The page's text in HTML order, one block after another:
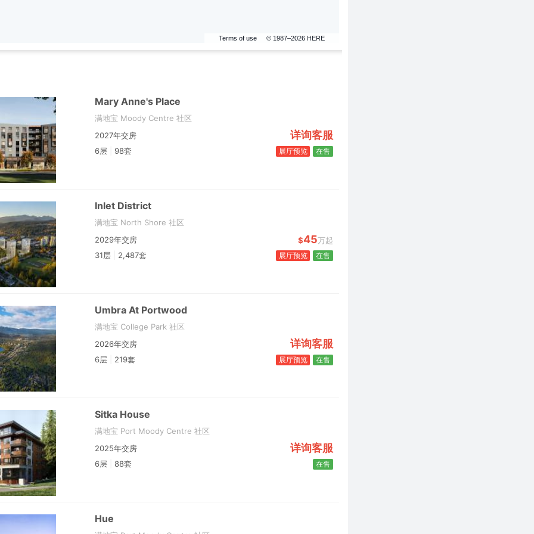
Terms of use © 1987–2026 HERE
Mary Anne's Place
满地宝 Moody Centre 社区
2027年交房
详询客服
6层 98套 在售
展厅预览
Inlet District
满地宝 North Shore 社区
2029年交房
$45万起
31层
2,487套 在售
展厅预览
Umbra At Portwood
满地宝 College Park 社区
2026年交房
详询客服
6层 219套 在售
展厅预览
Sitka House
满地宝 Port Moody Centre 社区
2025年交房
详询客服
6层 88套 在售
Hue